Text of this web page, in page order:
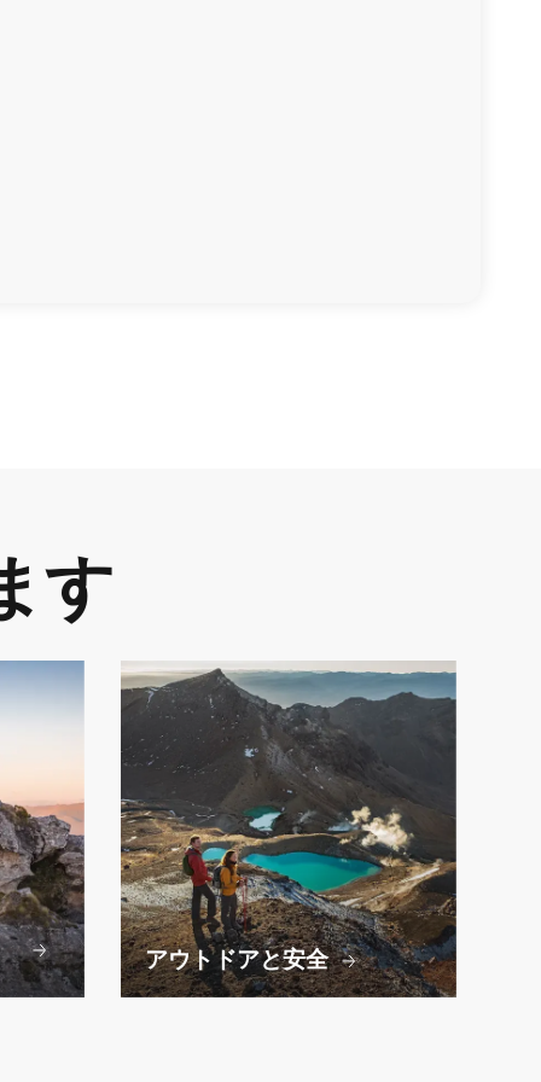
す
アウトドアと安全